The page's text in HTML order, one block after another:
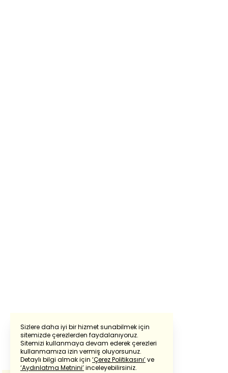
Sizlere daha iyi bir hizmet sunabilmek için
sitemizde çerezlerden faydalanıyoruz.
Sitemizi kullanmaya devam ederek çerezleri
kullanmamıza izin vermiş oluyorsunuz.
Detaylı bilgi almak için ‘Çerez Politikasını’ve
‘Aydınlatma Metnini’inceleyebilirsiniz.
Powered by Translate